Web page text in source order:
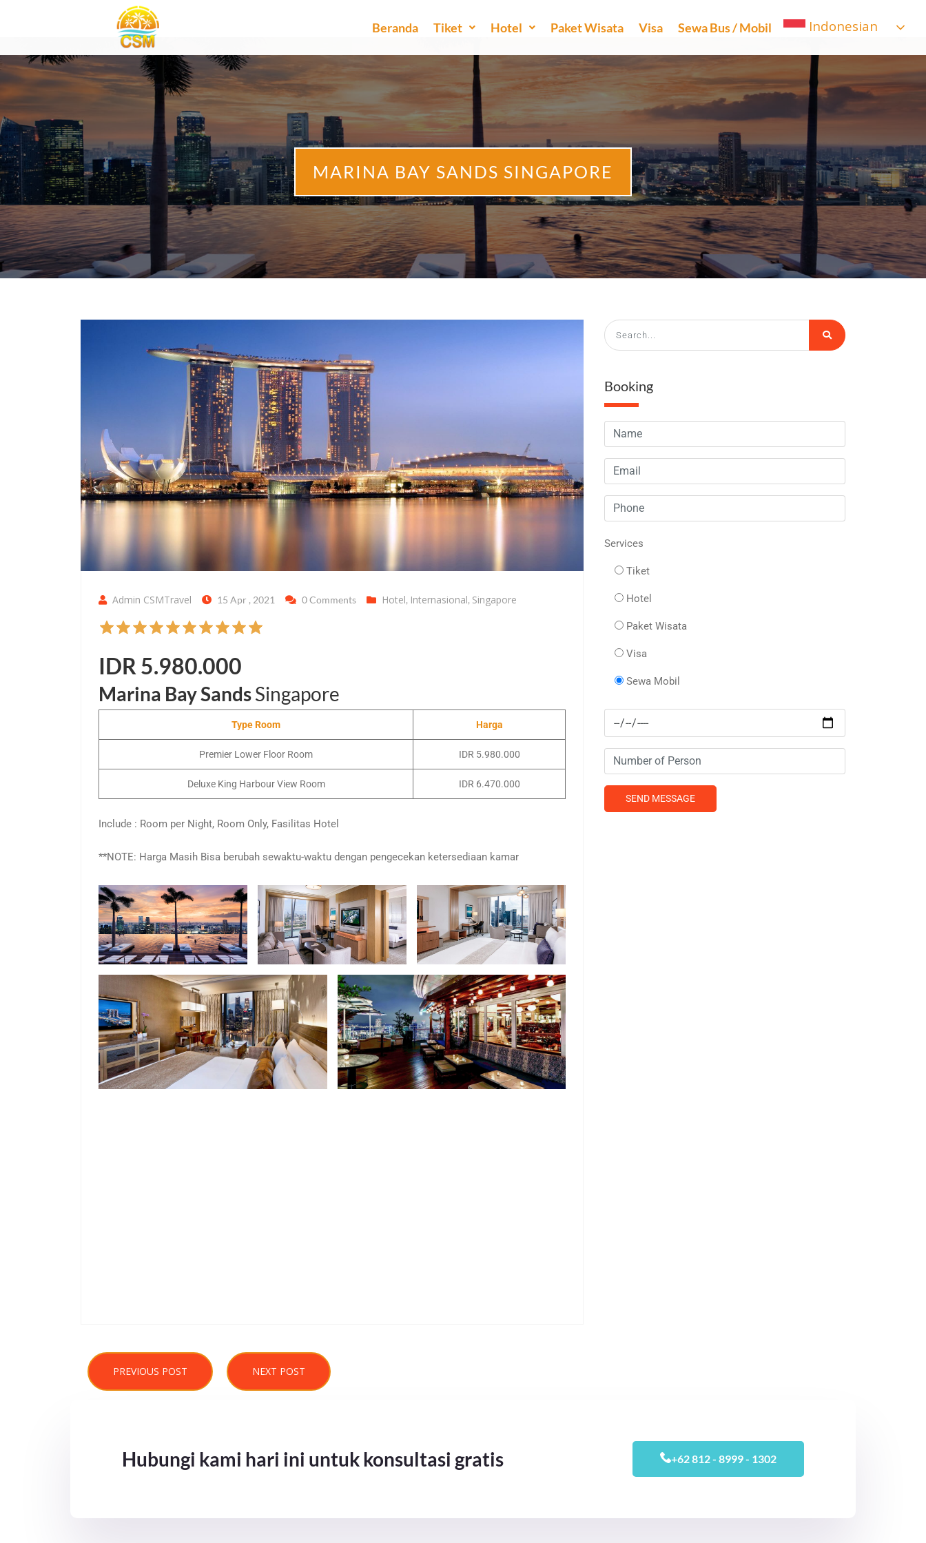
Beranda Tiket Hotel Paket Wisata Visa Sewa Bus / Mobil Indonesian
MARINA BAY SANDS SINGAPORE
Admin CSMTravel 15 Apr , 2021 0 Comments Hotel, Internasional, Singapore
IDR 5.980.000
Marina Bay SandsSingapore
Type Room Harga
Premier Lower Floor Room IDR 5.980.000
Deluxe King Harbour View Room IDR 6.470.000
Include : Room per Night, Room Only, Fasilitas Hotel
**NOTE: Harga Masih Bisa berubah sewaktu-waktu dengan pengecekan ketersediaan kamar
PREVIOUS POST NEXT POST
Booking
Services
Tiket
Hotel
Paket Wisata
Visa
Sewa Mobil
Hubungi kami hari ini untuk konsultasi gratis +62 812 - 8999 - 1302